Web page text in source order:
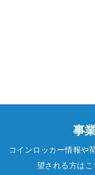
事
コインロッカー情報や
望される方はこ